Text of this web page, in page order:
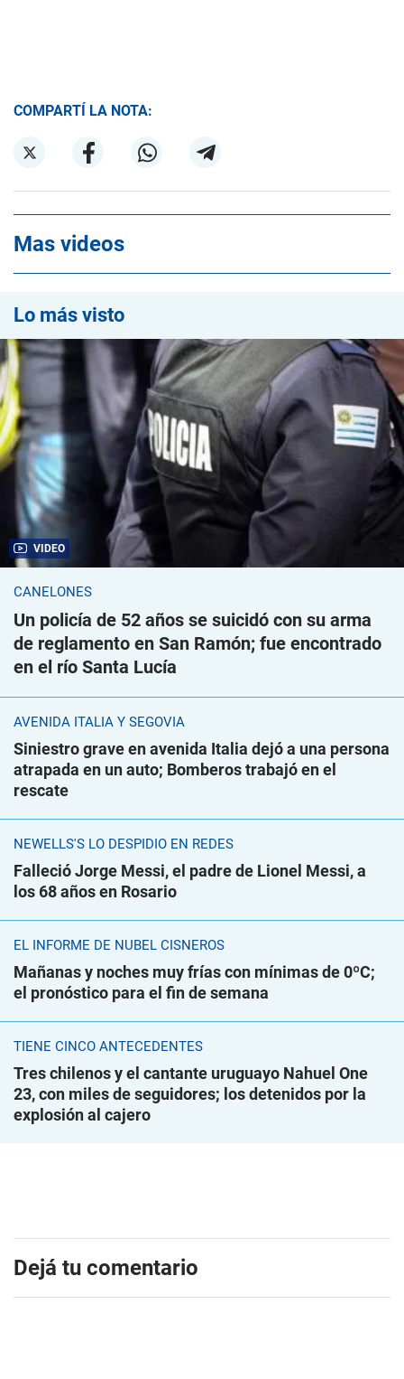
COMPARTÍ LA NOTA:
Mas videos
Lo más visto
VIDEO
CANELONES
Un policía de 52 años se suicidó con su arma
de reglamento en San Ramón; fue encontrado
en el río Santa Lucía
AVENIDA ITALIA Y SEGOVIA
Siniestro grave en avenida Italia dejó a una persona
atrapada en un auto; Bomberos trabajó en el
rescate
NEWELLS'S LO DESPIDIÓ EN REDES
Falleció Jorge Messi, el padre de Lionel Messi, a
los 68 años en Rosario
EL INFORME DE NUBEL CISNEROS
Mañanas y noches muy frías con mínimas de 0ºC;
el pronóstico para el fin de semana
TIENE CINCO ANTECEDENTES
Tres chilenos y el cantante uruguayo Nahuel One
23, con miles de seguidores; los detenidos por la
explosión al cajero
Dejá tu comentario